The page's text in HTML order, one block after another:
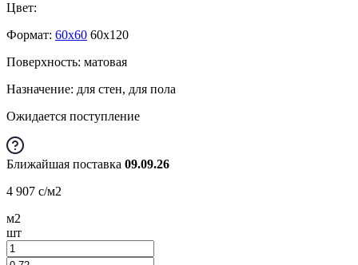
Цвет:
Формат: 60x60 60x120
Поверхность: матовая
Назначение: для стен, для пола
Ожидается поступление
Ближайшая поставка 09.09.26
4 907 c/м2
м2
шт